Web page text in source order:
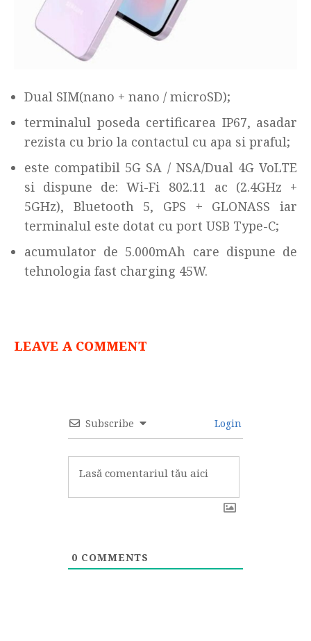
Dual SIM(nano + nano / microSD);
terminalul poseda certificarea IP67, asadar
rezista cu brio la contactul cu apa si praful;
este compatibil 5G SA / NSA/Dual 4G VoLTE
si dispune de: Wi-Fi 802.11 ac (2.4GHz +
5GHz), Bluetooth 5, GPS + GLONASS iar
terminalul este dotat cu port USB Type-C;
acumulator de 5.000mAh care dispune de
tehnologia fast charging 45W.
LEAVE A COMMENT
Subscribe Login
0 COMMENTS